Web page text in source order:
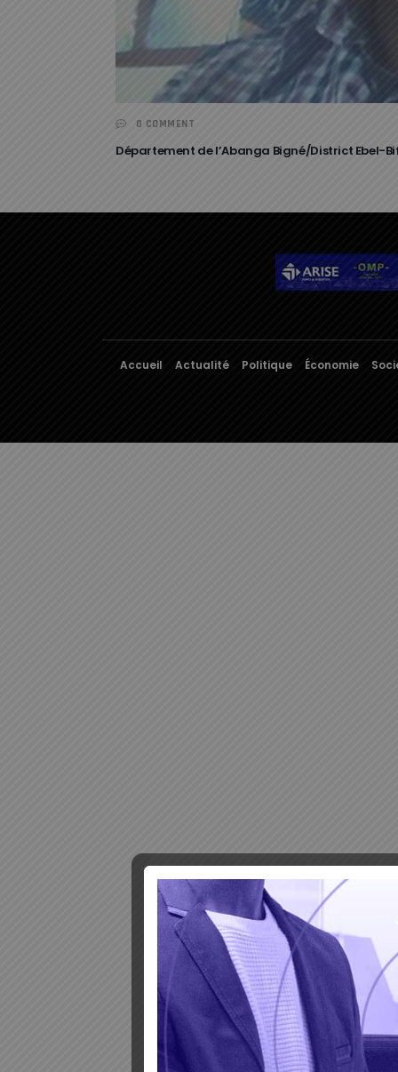
0 COMMENT
Département de l’Abanga Bigné/District Ebel-
Accueil Actualité Politique Économie